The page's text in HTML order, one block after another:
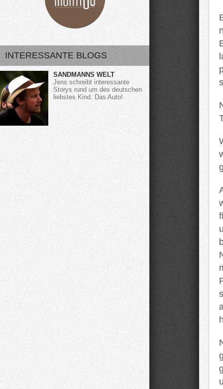
INTERESSANTE BLOGS
SANDMANNS WELT
Jens schreibt interessante
Storys rund um des deutschen
liebstes Kind. Das Auto!